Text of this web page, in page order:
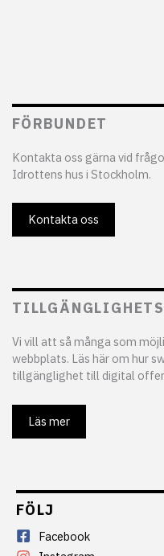
FÖRBUNDET
Kontakta oss gärna vid
Idrottens hus i Stockholm.
Kontakta oss
Vi vill att så många som
webbplats. Läs här om hur
tillgänglighet till digital
Läs mer
FÖLJ
Facebook